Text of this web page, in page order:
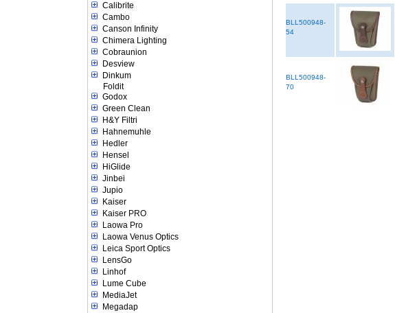
Calibrite
Cambo
Canson Infinity
Chimera Lighting
Cobraunion
Desview
Dinkum
Foldit
Godox
Green Clean
H&Y Filtri
Hahnemuhle
Hedler
Hensel
HiGlide
Jinbei
Jupio
Kaiser
Kaiser PRO
Laowa Pro
Laowa Venus Optics
Leica Sport Optics
LensGo
Linhof
Lume Cube
MediaJet
Megadap
BLL500948-
54
BLL500948-
70